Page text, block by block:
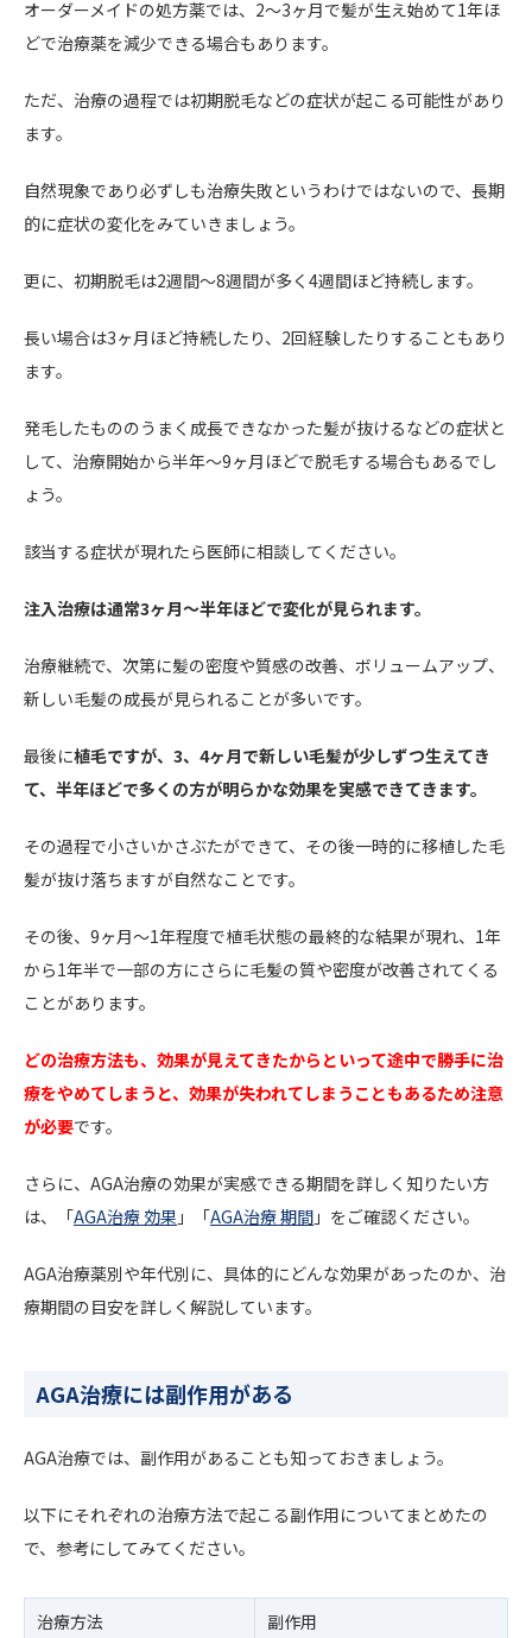
オーダーメイドの処方薬では、2〜3ヶ月で髪が生え始めて1年ほ
どで治療薬を減少できる場合もあります。
ただ、治療の過程では初期脱毛などの症状が起こる可能性があり
ます。
自然現象であり必ずしも治療失敗というわけではないので、長期
的に症状の変化をみていきましょう。
更に、初期脱毛は2週間〜8週間が多く4週間ほど持続します。
長い場合は3ヶ月ほど持続したり、2回経験したりすることもあり
ます。
発毛したもののうまく成長できなかった髪が抜けるなどの症状と
して、治療開始から半年〜9ヶ月ほどで脱毛する場合もあるでし
ょう。
該当する症状が現れたら医師に相談してください。
注入治療は通常3ヶ月〜半年ほどで変化が見られます。
治療継続で、次第に髪の密度や質感の改善、ボリュームアップ、
新しい毛髪の成長が見られることが多いです。
最後に植毛ですが、3、4ヶ月で新しい毛髪が少しずつ生えてき
て、半年ほどで多くの方が明らかな効果を実感できてきます。
その過程で小さいかさぶたができて、その後一時的に移植した毛
髪が抜け落ちますが自然なことです。
その後、9ヶ月〜1年程度で植毛状態の最終的な結果が現れ、1年
から1年半で一部の方にさらに毛髪の質や密度が改善されてくる
ことがあります。
どの治療方法も、効果が見えてきたからといって途中で勝手に治
療をやめてしまうと、効果が失われてしまうこともあるため注意
が必要です。
さらに、AGA治療の効果が実感できる期間を詳しく知りたい方
は、「AGA治療 効果 」「AGA治療 期間 」をご確認ください。
AGA治療薬別や年代別に、具体的にどんな効果があったのか、治
療期間の目安を詳しく解説しています。
AGA治療には副作用がある
AGA治療では、副作用があることも知っておきましょう。
以下にそれぞれの治療方法で起こる副作用についてまとめたの
で、参考にしてみてください。
治療方法 副作用